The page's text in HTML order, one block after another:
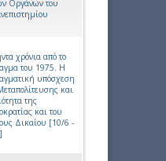
Οργάνων του
χρόνια από το
του 1975. Η
υπόσχεση
και
της
και του
Δικαίου [10/6 -